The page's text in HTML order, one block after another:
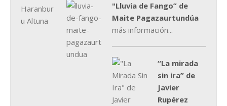
"Lluvia de Fango” de
Maite Pagazaurtundúa
más información...
“La mirada
sin ira” de
Javier
Rupérez